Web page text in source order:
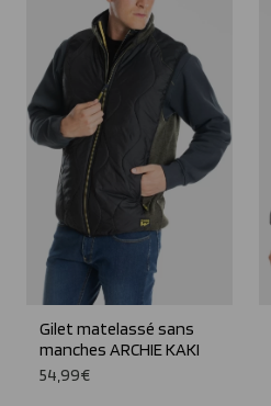
Gilet matelassé sans
manches ARCHIE KAKI
54,99€